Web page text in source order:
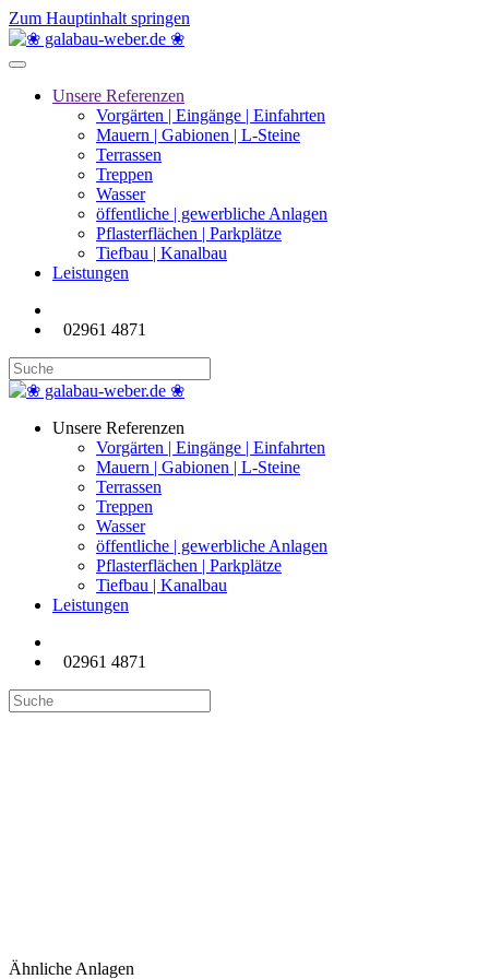
Zum Hauptinhalt springen
Unsere Referenzen
Vorgärten | Eingänge | Einfahrten
Mauern | Gabionen | L-Steine
Terrassen
Treppen
Wasser
öffentliche | gewerbliche Anlagen
Pflasterflächen | Parkplätze
Tiefbau | Kanalbau
Leistungen
02961 4871
Unsere Referenzen
Vorgärten | Eingänge | Einfahrten
Mauern | Gabionen | L-Steine
Terrassen
Treppen
Wasser
öffentliche | gewerbliche Anlagen
Pflasterflächen | Parkplätze
Tiefbau | Kanalbau
Leistungen
02961 4871
Ähnliche Anlagen